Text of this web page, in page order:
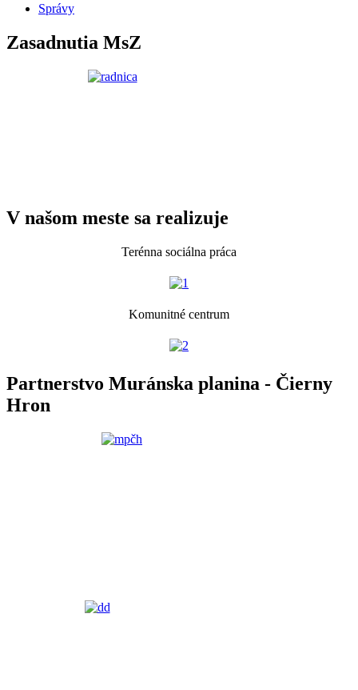
Správy
Zasadnutia MsZ
V našom meste sa realizuje
Terénna sociálna práca
Komunitné centrum
Partnerstvo Muránska planina - Čierny
Hron